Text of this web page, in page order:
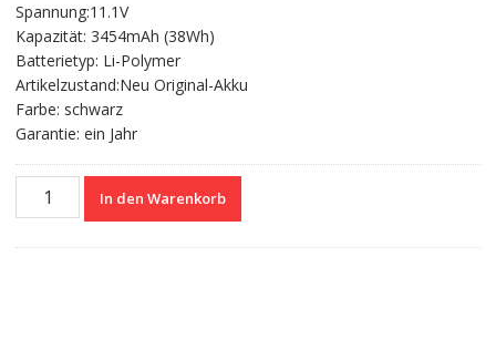
war:
96.17 CHF51.62 CHF.
Spannung:11.1V
Kapazität: 3454mAh (38Wh)
Batterietyp: Li-Polymer
Artikelzustand:Neu Original-Akku
Farbe: schwarz
Garantie: ein Jahr
Nagelneuer
In den Warenkorb